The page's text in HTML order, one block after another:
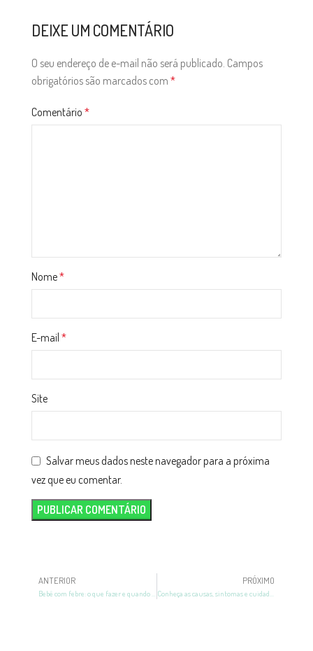
DEIXE UM COMENTÁRIO
O seu endereço de e-mail não será publicado. Campos
obrigatórios são marcados com *
Comentário *
Nome*
E-mail *
Site
Salvar meus dados neste navegador para a próxima
vez que eu comentar.
ANTERIOR PRÓXIMO